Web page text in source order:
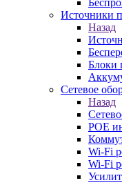
Источники
Назад
Блоки
Сетевое
Назад
POE
Wi-Fi
Wi-Fi